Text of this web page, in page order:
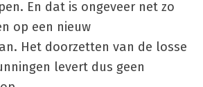
En dat is ongeveer net zo
op een nieuw
Het doorzetten van de losse
levert dus geen